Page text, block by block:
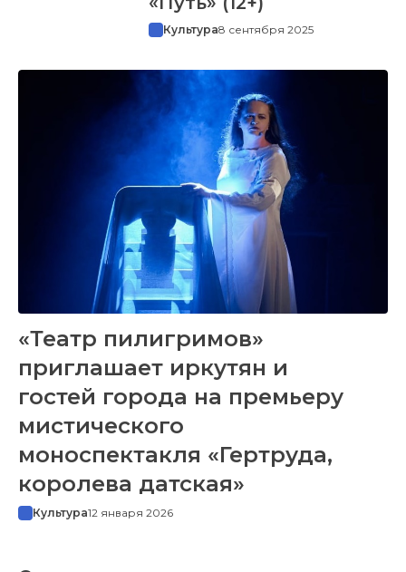
Культура8 сентября 2025
«Театр пилигримов»
приглашает иркутян и
гостей города на премьеру
мистического
моноспектакля «Гертруда,
королева датская»
Культура12 января 2026